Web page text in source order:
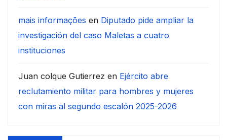
mais informações en Diputado pide ampliar la
investigación del caso Maletas a cuatro
instituciones
Juan colque Gutierrez en Ejército abre
reclutamiento militar para hombres y mujeres
con miras al segundo escalón 2025-2026